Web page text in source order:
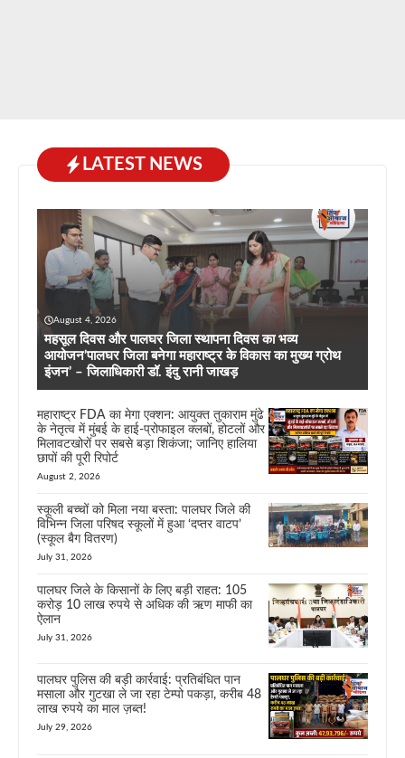
LATEST NEWS
August 4, 2026
महसूल दिवस और पालघर जिला स्थापना दिवस का भव्य
आयोजन’पालघर जिला बनेगा महाराष्ट्र के विकास का मुख्य ग्रोथ
इंजन’ – जिलाधिकारी डॉ. इंदु रानी जाखड़
महाराष्ट्र FDA का मेगा एक्शन: आयुक्त तुकाराम मुंढे
के नेतृत्व में मुंबई के हाई-प्रोफाइल क्लबों, होटलों और
मिलावटखोरों पर सबसे बड़ा शिकंजा; जानिए हालिया
छापों की पूरी रिपोर्ट
August 2, 2026
स्कूली बच्चों को मिला नया बस्ता: पालघर जिले की
विभिन्न जिला परिषद स्कूलों में हुआ ‘दप्तर वाटप’
(स्कूल बैग वितरण)
July 31, 2026
पालघर जिले के किसानों के लिए बड़ी राहत: 105
करोड़ 10 लाख रुपये से अधिक की ऋण माफी का
ऐलान
July 31, 2026
पालघर पुलिस की बड़ी कार्रवाई: प्रतिबंधित पान
मसाला और गुटखा ले जा रहा टेम्पो पकड़ा, करीब 48
लाख रुपये का माल ज़ब्त!
July 29, 2026